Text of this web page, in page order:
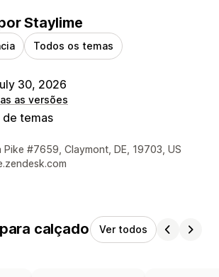
Staylime
Todos os temas
30, 2026
as versões
de temas
do designer
Pike #7659, Claymont, DE, 19703, US
calçado Ver todos